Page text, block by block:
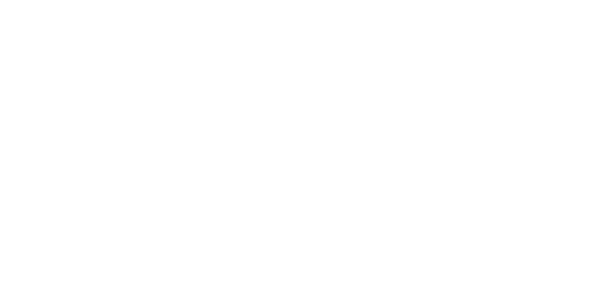
ンバーズにご登録され
および当社の共同利用者
者の範囲」に記載されて
るものではありません。
出荷製品に未対応品が
を及ぼさない年数を意